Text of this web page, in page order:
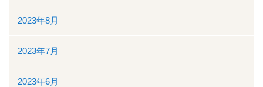
2023年8月
2023年7月
2023年6月